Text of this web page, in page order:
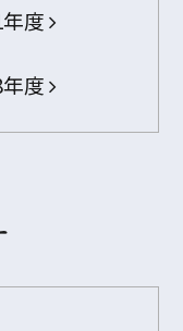
年度
年度